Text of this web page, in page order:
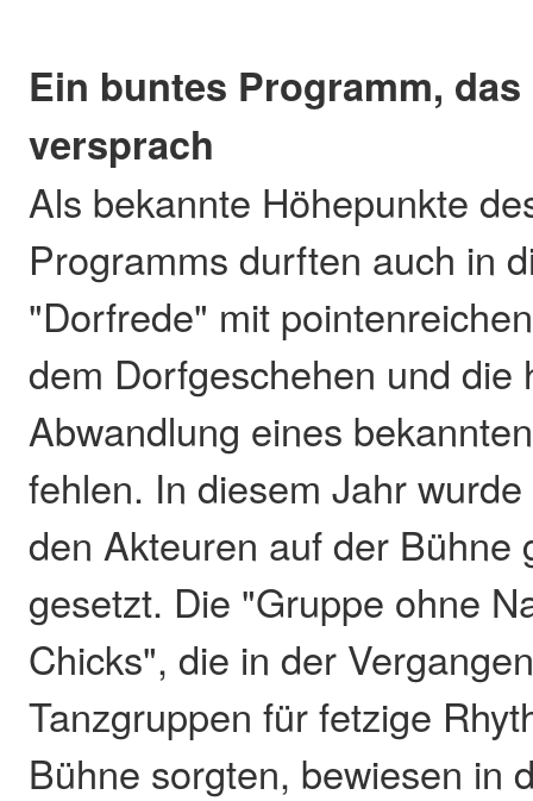
Ein buntes Programm,
versprach
Als bekannte Höhepunkte
Programms durften auch in
"Dorfrede" mit
dem Dorfgeschehen und die
Abwandlung eines
fehlen. In diesem Jahr
den Akteuren auf der Bühne
gesetzt. Die "Gruppe ohne
Chicks", die in der
Tanzgruppen für fetzige
Bühne sorgten, bewiesen in